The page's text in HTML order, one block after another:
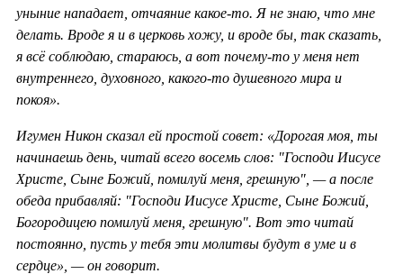
уныние нападает, отчаяние какое-то. Я не знаю, что мне
делать. Вроде я и в церковь хожу, и вроде бы, так сказать,
я всё соблюдаю, стараюсь, а вот почему-то у меня нет
внутреннего, духовного, какого-то душевного мира и
покоя».
Игумен Никон сказал ей простой совет: «Дорогая моя, ты
начинаешь день, читай всего восемь слов: "Господи Иисусе
Христе, Сыне Божий, помилуй меня, грешную", — а после
обеда прибавляй: "Господи Иисусе Христе, Сыне Божий,
Богородицею помилуй меня, грешную". Вот это читай
постоянно, пусть у тебя эти молитвы будут в уме и в
сердце», — он говорит.